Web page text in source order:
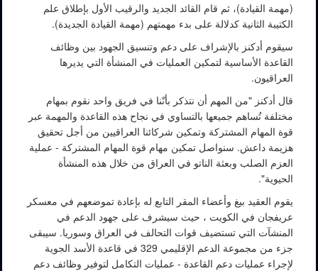
(مهمة القيادة)، ثم قام القائد الجديد والرقيب الأول بإطلاق علم
الكتيبة الثانية كدلالة على بدء مهمتهم (مهمة القيادة الجديدة).
سيقوم أدكنز بالإشراف على دعم وتنسيق الجهود بين وظائف
القاعدة الأساسية لتمكين العمليات في المنشأة التي يديرها
العراقيون.
قال أدكنز "من المهم أن نتذكر بأنّنا في فريق واحد نقوم بمهام
مختلفة تُساهم جميعها بالتساوي في نجاح هذه القاعدة والمهمة عبر
قوة المهام المشتركة وتمكين شركائنا العراقيين من أجل تحقيق
هزيمة داعش. سنواصل تمكين مهام قوة المهام المشتركة - عملية
العزم الصلب وبعثة الناتو في العراق من خلال هذه المنشأة
الحيوية".
يقوم العقيد بيغ وأعضاء المقر التابع له بإعادة تموضعهم في معسكر
عريفجان في الكويت ، حيث سيشرف على جهود الدعم في
المنشآت التي تستضيف قوات التحالف في العراق وسوريا. سيبقى
جزء من مجموعة الدعم الإقليمي 329 في قاعدة الأسد الجوية
لإجراء عمليات دعم القاعدة - عمليات التكامل لتوفير وظائف دعم